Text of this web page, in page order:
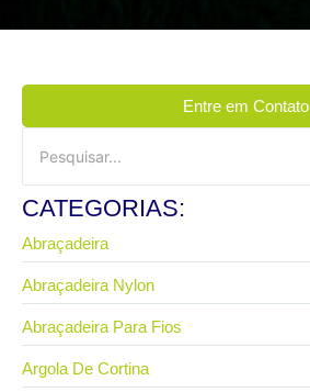
Entre em Contato
CATEGORIAS:
Abraçadeira
Abraçadeira Nylon
Abraçadeira Para Fios
Argola De Cortina